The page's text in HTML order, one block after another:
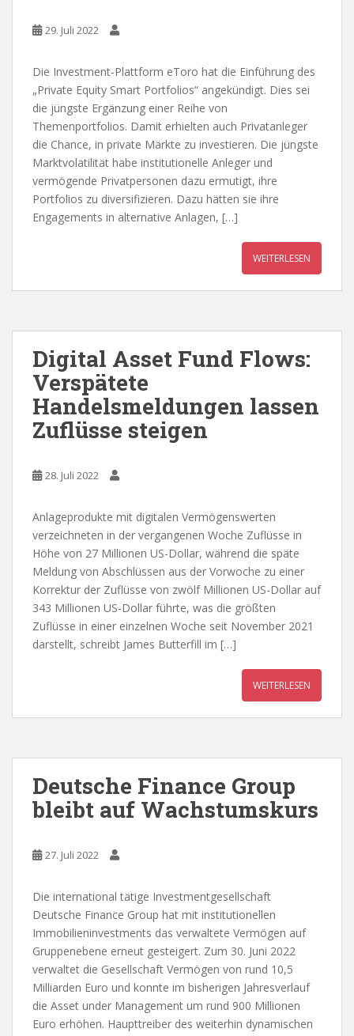
29. Juli 2022
Die Investment-Plattform eToro hat die Einführung des
„Private Equity Smart Portfolios“ angekündigt. Dies sei
die jüngste Ergänzung einer Reihe von
Themenportfolios. Damit erhielten auch Privatanleger
die Chance, in private Märkte zu investieren. Die jüngste
Marktvolatilität habe institutionelle Anleger und
vermögende Privatpersonen dazu ermutigt, ihre
Portfolios zu diversifizieren. Dazu hätten sie ihre
Engagements in alternative Anlagen, […]
WEITERLESEN
Digital Asset Fund Flows:
Verspätete
Handelsmeldungen lassen
Zuflüsse steigen
28. Juli 2022
Anlageprodukte mit digitalen Vermögenswerten
verzeichneten in der vergangenen Woche Zuflüsse in
Höhe von 27 Millionen US-Dollar, während die späte
Meldung von Abschlüssen aus der Vorwoche zu einer
Korrektur der Zuflüsse von zwölf Millionen US-Dollar auf
343 Millionen US-Dollar führte, was die größten
Zuflüsse in einer einzelnen Woche seit November 2021
darstellt, schreibt James Butterfill im […]
WEITERLESEN
Deutsche Finance Group
bleibt auf Wachstumskurs
27. Juli 2022
Die international tätige Investmentgesellschaft
Deutsche Finance Group hat mit institutionellen
Immobilieninvestments das verwaltete Vermögen auf
Gruppenebene erneut gesteigert. Zum 30. Juni 2022
verwaltet die Gesellschaft Vermögen von rund 10,5
Milliarden Euro und konnte im bisherigen Jahresverlauf
die Asset under Management um rund 900 Millionen
Euro erhöhen. Haupttreiber des weiterhin dynamischen